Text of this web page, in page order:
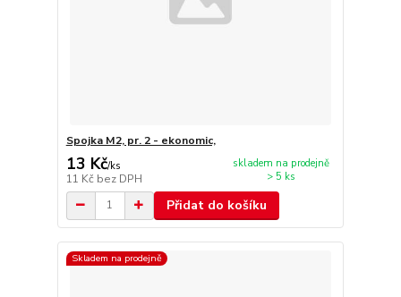
Spojka M2, pr. 2 - ekonomic,
13 Kč/ks
11 Kč bez DPH
skladem na prodejně
> 5 ks
Přidat do košíku
Skladem na prodejně